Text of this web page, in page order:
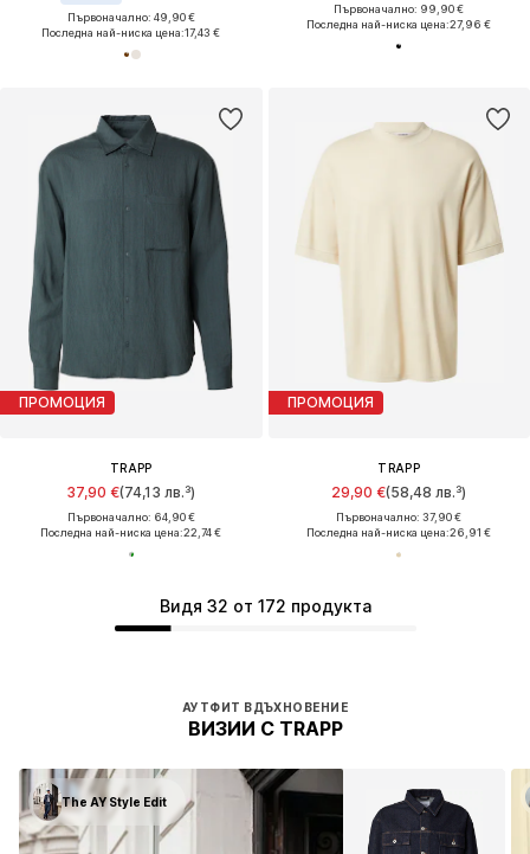
Първоначално: 49,90 €
Последна най-ниска цена:17,43 €
Първоначално: 99,90 €
Последна най-ниска цена:27,96 €
ПРОМОЦИЯ
TRAPP
37,90 €(74,13 лв.³)
Първоначално: 64,90 €
Последна най-ниска цена:22,74 €
ПРОМОЦИЯ
TRAPP
29,90 €(58,48 лв.³)
Първоначално: 37,90 €
Последна най-ниска цена:26,91 €
Видя 32 от 172 продукта
АУТФИТ ВДЪХНОВЕНИЕ
ВИЗИИ С TRAPP
The AY Style Edit